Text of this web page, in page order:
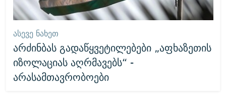
ᲐᲡᲔᲕᲔ ᲜᲐᲮᲔᲗ
არძინბას გადაწყვეტილებები „აფხაზეთის
იზოლაციას აღრმავებს“ -
არასამთავრობოები